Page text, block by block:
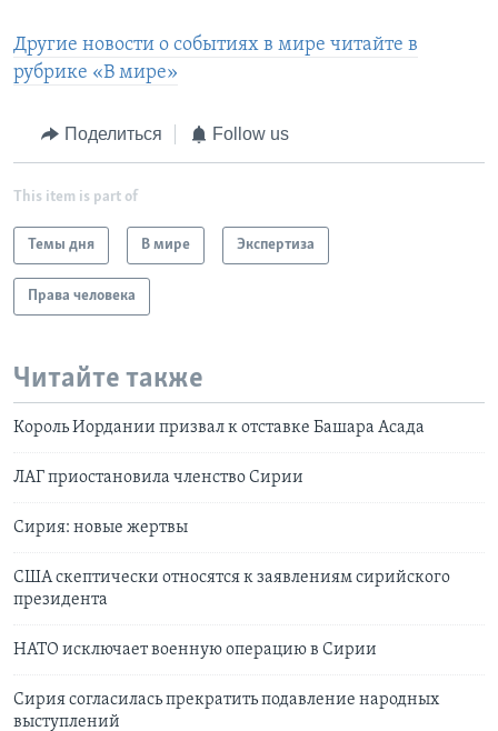
Другие новости о событиях в мире читайте в
рубрике «В мире»
Поделиться Follow us
This item is part of
Темы дня В мире Экспертиза
Права человека
Читайте также
Король Иордании призвал к отставке Башара Асада
ЛАГ приостановила членство Сирии
Сирия: новые жертвы
США скептически относятся к заявлениям сирийского
президента
НАТО исключает военную операцию в Сирии
Сирия согласилась прекратить подавление народных
выступлений